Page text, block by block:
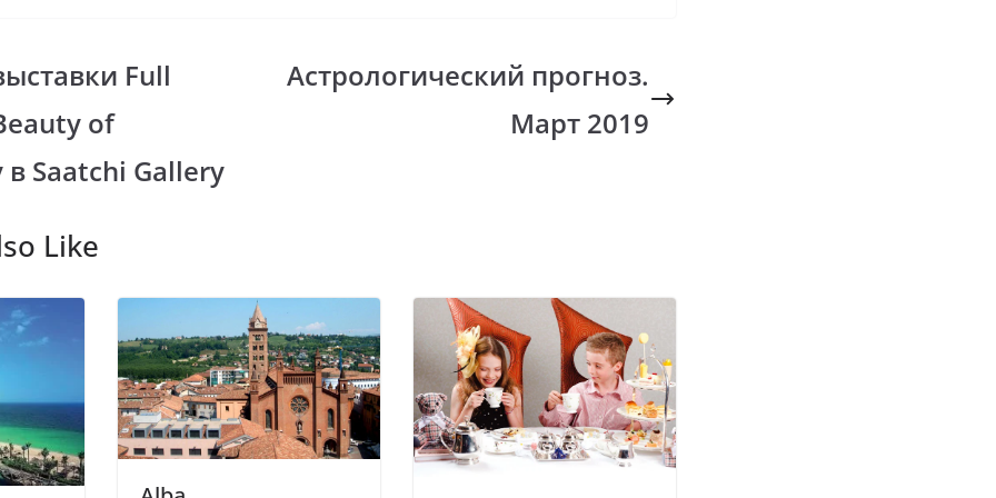
gr
a
m
Full
of
Saatchi Gallery
Астрологический прогноз.
Март 2019
Like